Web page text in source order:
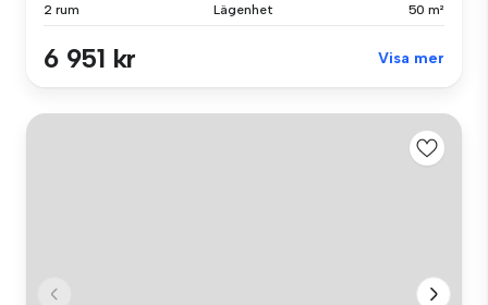
2 rum Lägenhet 50 m²
6 951 kr Visa mer